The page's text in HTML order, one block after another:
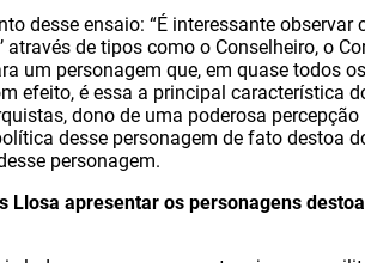
desse ensaio: “É interessante
através de tipos como o Conselheiro, o
um personagem que, em quase todos
efeito, é essa a principal característica
dono de uma poderosa
desse personagem de fato destoa
personagem.
Llosa apresentar os personagens